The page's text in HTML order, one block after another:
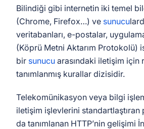
Bilindiği gibi internetin iki temel
(Chrome, Firefox…) ve sunucu
veritabanları, e-postalar,
(Köprü Metni Aktarım Protokolü)
bir sunucu arasındaki iletişim için
tanımlanmış kurallar dizisidir.
Telekomünikasyon veya bilgi
iletişim işlevlerini
da tanımlanan HTTP’nin gelişimi